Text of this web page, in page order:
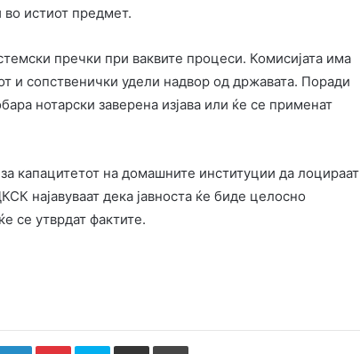
истиот предмет.
пречки при ваквите процеси. Комисијата има
и сопственички удели надвор од државата. Поради
нотарски заверена изјава или ќе се применат
капацитетот на домашните институции да лоцираат
најавуваат дека јавноста ќе биде целосно
се утврдат фактите.
LinkedInPinterestSkype Сподели преку Е-маил Испринтај